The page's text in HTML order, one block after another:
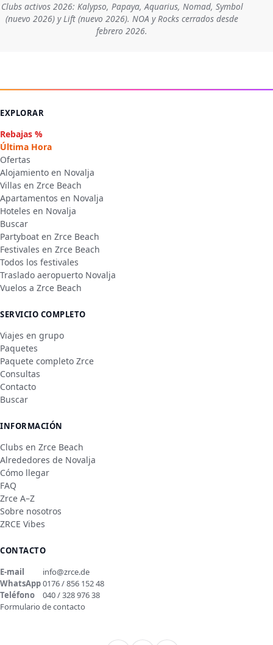
Clubs activos 2026: Kalypso, Papaya, Aquarius, Nomad, Symbol
(nuevo 2026) y Lift (nuevo 2026). NOA y Rocks cerrados desde
febrero 2026.
EXPLORAR
Rebajas %
Última Hora
Ofertas
Alojamiento en Novalja
Villas en Zrce Beach
Apartamentos en Novalja
Hoteles en Novalja
Buscar
Partyboat en Zrce Beach
Festivales en Zrce Beach
Todos los festivales
Traslado aeropuerto Novalja
Vuelos a Zrce Beach
SERVICIO COMPLETO
Viajes en grupo
Paquetes
Paquete completo Zrce
Consultas
Contacto
Buscar
INFORMACIÓN
Clubs en Zrce Beach
Alrededores de Novalja
Cómo llegar
FAQ
Zrce A–Z
Sobre nosotros
ZRCE Vibes
CONTACTO
E-mail
info@zrce.de
WhatsApp0176 / 856 152 48
Teléfono
040 / 328 976 38
Formulario de contacto